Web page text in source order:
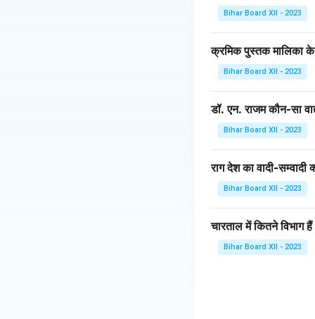
का स्वरूप 3. स्वर,
ग्रंथ है। यह भारतीय
समझ को और अधिक
को दर्शाते हैं और
Download
Bihar Board XII - 2023
क्रमिक पुस्तक मालिका
Bihar Board XII - 2023
डॉ. एन. राजम कौन-सा
Bihar Board XII - 2023
राग देश का वादी-सम्वादी
Bihar Board XII - 2023
चारताल में कितने विभाग
Bihar Board XII - 2023